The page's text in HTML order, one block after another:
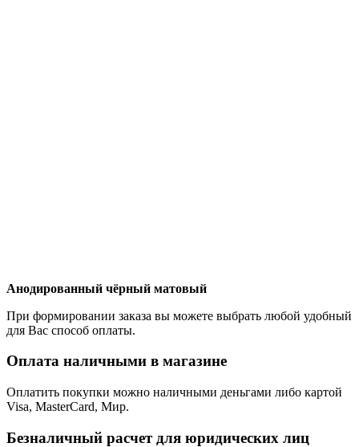
Анодированный чёрный матовый
При формировании заказа вы можете выбрать любой удобный
для Вас способ оплаты.
Оплата наличными в магазине
Оплатить покупки можно наличными деньгами либо картой
Visa, MasterCard, Мир.
Безналичный расчет для юридических лиц